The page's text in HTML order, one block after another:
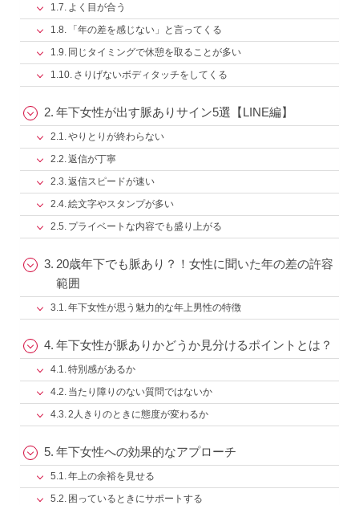
よく目が合う
「年の差を感じない」と言ってくる
同じタイミングで休憩を取ることが多い
さりげないボディタッチをしてくる
年下女性が出す脈ありサイン5選【LINE編】
やりとりが終わらない
返信が丁寧
返信スピードが速い
絵文字やスタンプが多い
プライベートな内容でも盛り上がる
20歳年下でも脈あり？！女性に聞いた年の差の許容
範囲
年下女性が思う魅力的な年上男性の特徴
年下女性が脈ありかどうか見分けるポイントとは？
特別感があるか
当たり障りのない質問ではないか
2人きりのときに態度が変わるか
年下女性への効果的なアプローチ
年上の余裕を見せる
困っているときにサポートする